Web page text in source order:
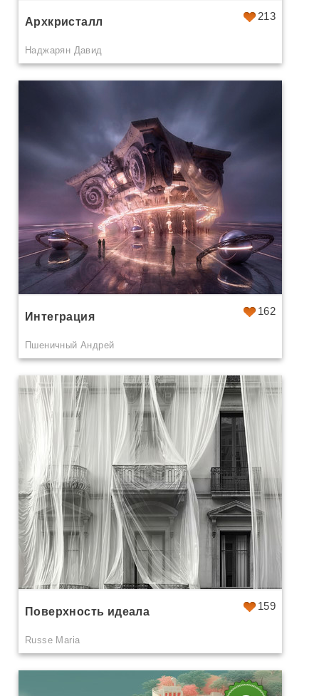
213
Архкристалл
Наджарян Давид
162
Интеграция
Пшеничный Андрей
159
Поверхность идеала
Russe Maria